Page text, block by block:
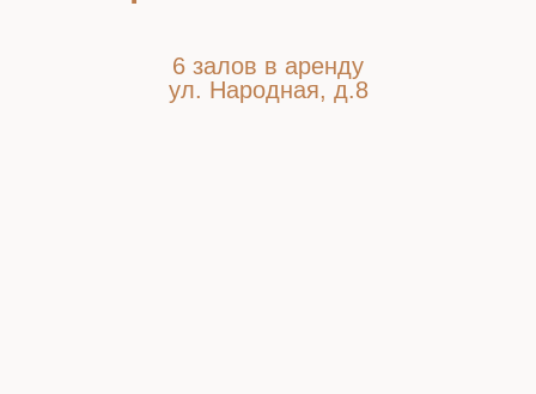
6 залов в аренду
ул. Народная, д.8